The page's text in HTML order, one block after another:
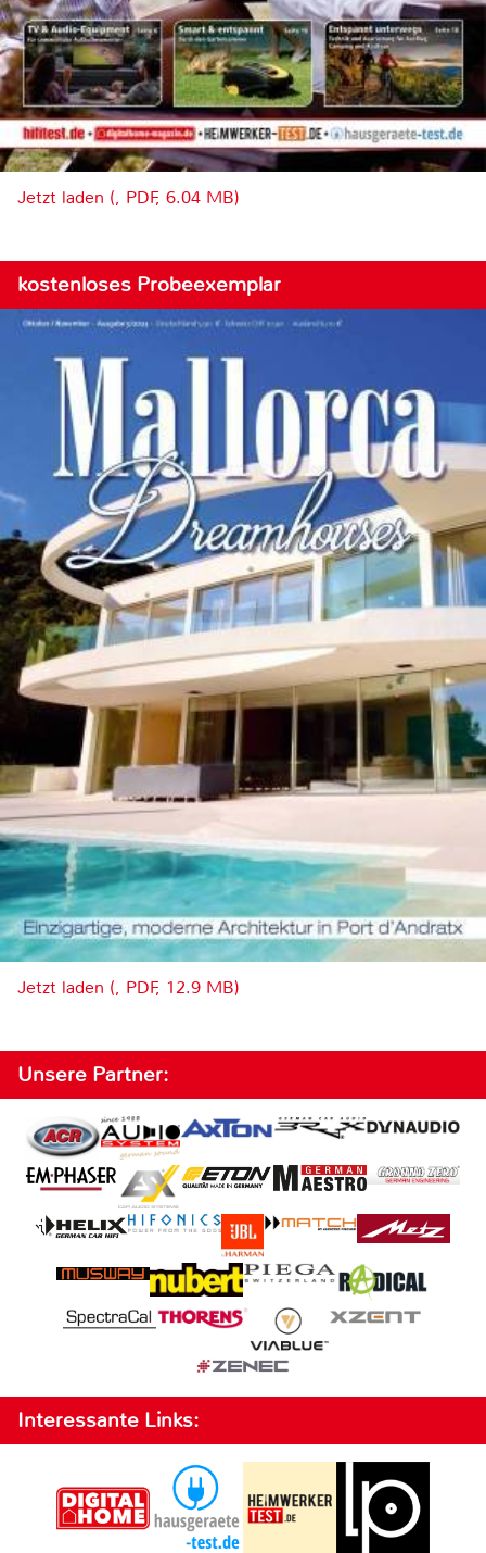
Jetzt laden (, PDF, 6.04 MB)
kostenloses Probeexemplar
Jetzt laden (, PDF, 12.9 MB)
Unsere Partner:
Interessante Links: